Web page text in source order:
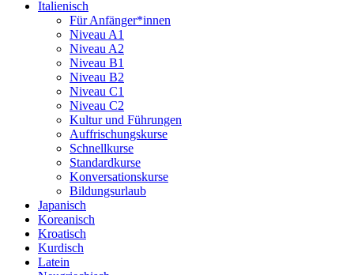
Italienisch
Für Anfänger*innen
Niveau A1
Niveau A2
Niveau B1
Niveau B2
Niveau C1
Niveau C2
Kultur und Führungen
Auffrischungskurse
Schnellkurse
Standardkurse
Konversationskurse
Bildungsurlaub
Japanisch
Koreanisch
Kroatisch
Kurdisch
Latein